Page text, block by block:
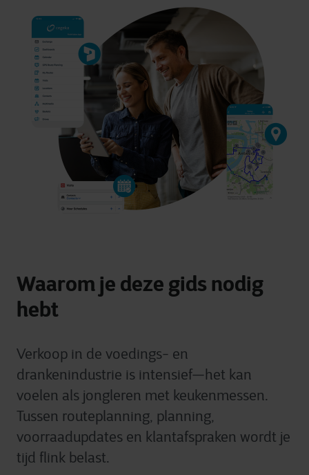
Waarom je deze gids nodig
hebt
Verkoop in de voedings- en
drankenindustrie is intensief—het kan
voelen als jongleren met keukenmessen.
Tussen routeplanning, planning,
voorraadupdates en klantafspraken wordt je
tijd flink belast.